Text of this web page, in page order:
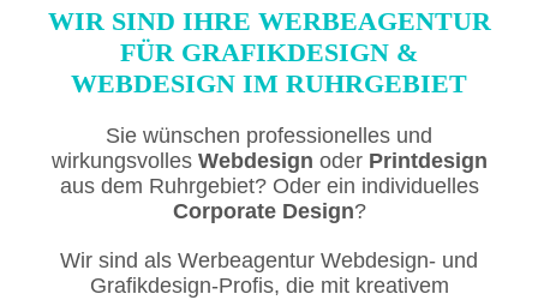
WIR SIND IHRE WERBEAGENTUR
FÜR GRAFIKDESIGN &
WEBDESIGN IM RUHRGEBIET
Sie wünschen professionelles und
wirkungsvolles Webdesign oder Printdesign
aus dem Ruhrgebiet? Oder ein individuelles
Corporate Design?
Wir sind als Werbeagentur Webdesign- und
Grafikdesign-Profis, die mit kreativem